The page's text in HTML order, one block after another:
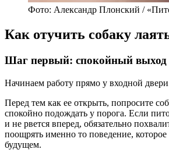
Фото: Александр Плонский /
Как отучить собаку
Шаг первый: спокойный выход
Начинаем работу прямо у входной
Перед тем как ее открыть, попросите
спокойно подождать у порога. Если
и не рвется вперед, обязательно
поощрять именно то поведение, которое
будущем.